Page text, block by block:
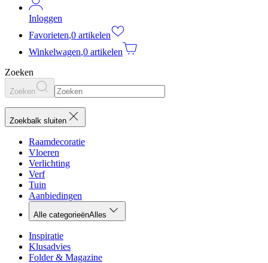
Inloggen
Favorieten,0 artikelen
Winkelwagen,0 artikelen
Zoeken
Zoeken
Zoekbalk sluiten
Raamdecoratie
Vloeren
Verlichting
Verf
Tuin
Aanbiedingen
Alle categorieënAlles
Inspiratie
Klusadvies
Folder & Magazine